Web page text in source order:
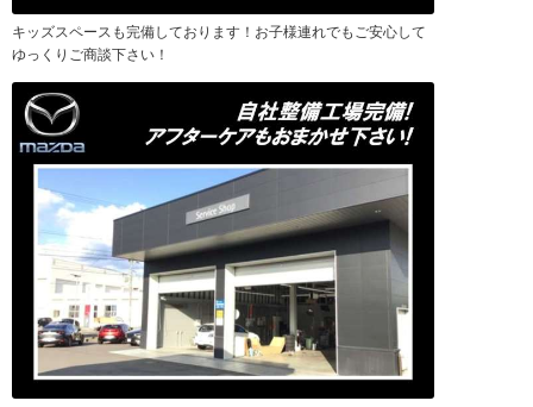
キッズスペースも完備しております！お子様連れでもご安心して
ゆっくりご商談下さい！